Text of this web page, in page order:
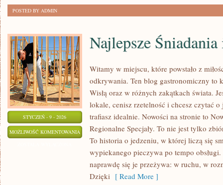
POSTED BY ADMIN
STYCZEŃ - 9 - 2026
MOŻLIWOŚĆ KOMENTOWANIA NAJLEPSZE
ŚNIADANIA
BRUNCH
Najlepsze
Witamy w miejscu, które powstało z
odkrywania. Ten blog gastronomiczny to
Wisłą oraz w różnych zakątkach świata.
lokale, cenisz rzetelność i chcesz czytać
trafiasz idealnie. Nowości na stronie to
Regionalne Specjały. To nie jest tylko
To historia o jedzeniu, w której liczą się
wypiekanego pieczywa po tempo
naprawdę się je przeżywa: w ruchu, w
Dzięki [ Read More ]